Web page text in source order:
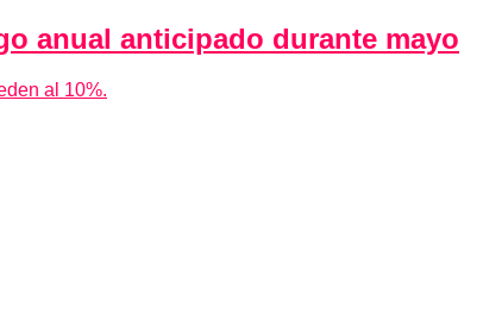
anual anticipado durante mayo
al 10%.